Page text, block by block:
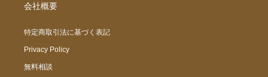
会社概要
特定商取引法に基づく表記
Privacy Policy
無料相談